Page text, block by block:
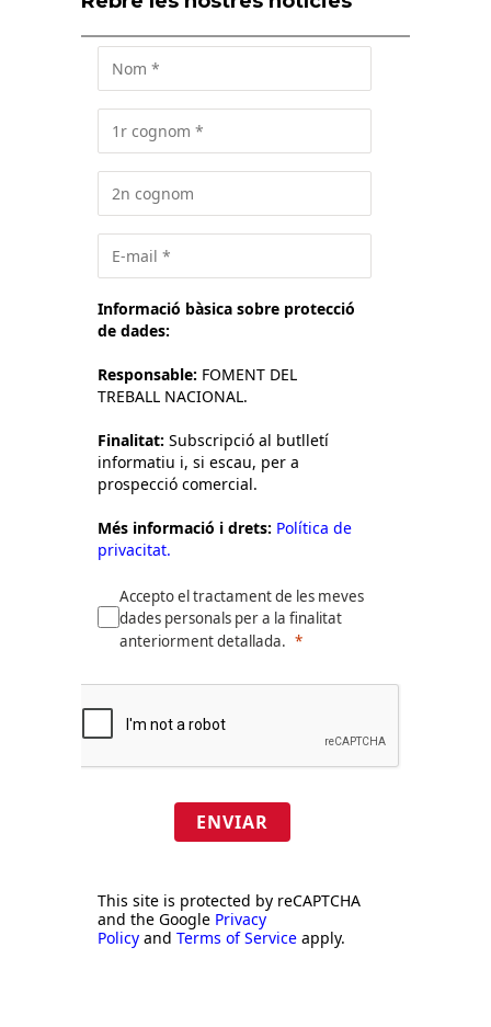
Informació bàsica sobre protecció
de dades:
Responsable: FOMENT DEL
TREBALL NACIONAL.
Finalitat: Subscripció al butlletí
informatiu i, si escau, per a
prospecció comercial.
Més informació i drets: Política de
privacitat.
Accepto el tractament de les meves
dades personals per a la finalitat
anteriorment detallada.
ENVIAR
This site is protected by reCAPTCHA
and the Google Privacy
Policy and Terms of Service apply.